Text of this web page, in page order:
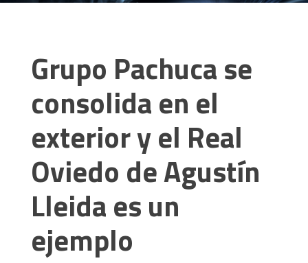
Grupo Pachuca se
consolida en el
exterior y el Real
Oviedo de Agustín
Lleida es un
ejemplo